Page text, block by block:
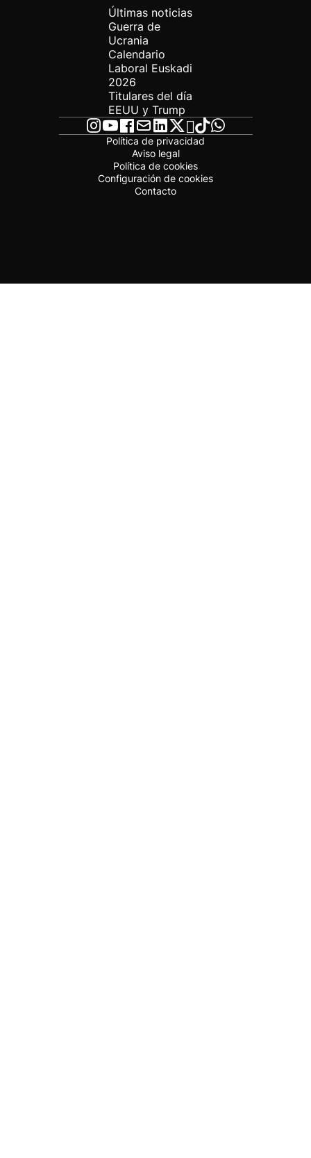
Últimas noticias
Guerra de
Ucrania
Calendario
Laboral Euskadi
2026
Titulares del día
EEUU y Trump
Política de privacidad
Aviso legal
Política de cookies
Configuración de cookies
Contacto